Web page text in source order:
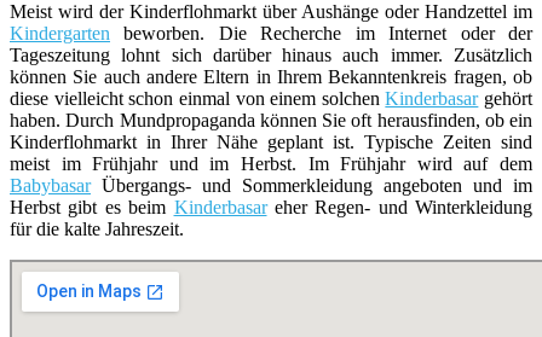
Meist wird der Kinderflohmarkt über Aushänge oder Handzettel im
Kindergarten beworben. Die Recherche im Internet oder der
Tageszeitung lohnt sich darüber hinaus auch immer. Zusätzlich
können Sie auch andere Eltern in Ihrem Bekanntenkreis fragen, ob
diese vielleicht schon einmal von einem solchenKinderbasargehört
haben. Durch Mundpropaganda können Sie oft herausfinden, ob ein
Kinderflohmarkt in Ihrer Nähe geplant ist. Typische Zeiten sind
meist im Frühjahr und im Herbst. Im Frühjahr wird auf dem
BabybasarÜbergangs- und Sommerkleidung angeboten und im
Herbst gibt es beim Kinderbasareher Regen- und Winterkleidung
für die kalte Jahreszeit.